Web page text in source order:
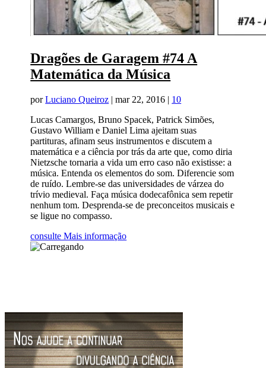
Dragões de Garagem #74 A
Matemática da Música
porLuciano Queiroz |mar 22, 2016 | 10
Lucas Camargos, Bruno Spacek, Patrick Simões,
Gustavo William e Daniel Lima ajeitam suas
partituras, afinam seus instrumentos e discutem a
matemática e a ciência por trás da arte que, como diria
Nietzsche tornaria a vida um erro caso não existisse: a
música. Entenda os elementos do som. Diferencie som
de ruído. Lembre-se das universidades de várzea do
trívio medieval. Faça música dodecafônica sem repetir
nenhum tom. Desprenda-se de preconceitos musicais e
se ligue no compasso.
consulte Mais informação